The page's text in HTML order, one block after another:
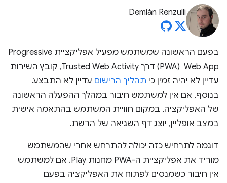
Demián Renzulli
בפעם הראשונה שמשתמש מפעיל אפליקציית Progressive
Web App ‏ (PWA) דרך Trusted Web Activity, קובץ השירות
עדיין לא יהיה זמין כי תהליך הרישום עדיין לא התבצע.
בנוסף, אם אין למשתמש חיבור במהלך ההפעלה הראשונה
של האפליקציה, במקום חוויית המשתמש בהתאמה אישית
במצב אופליין, יוצג דף השגיאה של הרשת.
דוגמה לתרחיש כזה יכולה להתרחש אחרי שהמשתמש
מוריד את אפליקציית ה-PWA מחנות Play. אם למשתמש
אין חיבור כשמנסים לפתוח את האפליקציה בפעם